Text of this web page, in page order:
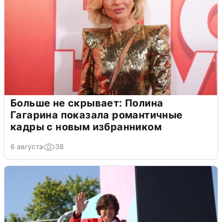
Больше не скрывает: Полина
Гагарина показала романтичные
кадры с новым избранником
6 августа 38